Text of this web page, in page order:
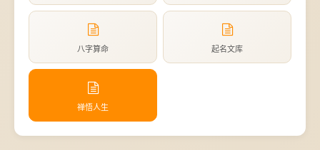
八字算命 起名文库
禅悟人生